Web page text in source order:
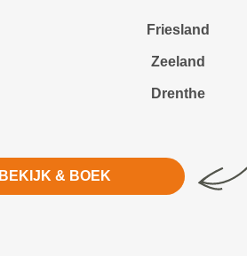
Friesland
Zeeland
Drenthe
BEKIJK & BOEK